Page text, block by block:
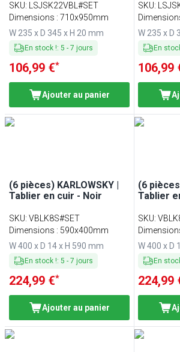
SKU:
LSJSK22VBL#SET
Dimensions : 710x950mm
W 235 x D 345 x H 20 mm
En stock !: 5 - 7 jours
106,99 €*
Ajouter au panier
SKU:
W 235 x D
En
106,99
(6 pièces) KARLOWSKY |
Tablier en cuir - Noir
SKU: VBLK8S#SET
Dimensions : 590x400mm
W 400 x D 14 x H 590 mm
En stock !: 5 - 7 jours
224,99 €*
Ajouter au panier
(6
Tablier
SKU:
W 400 x D
En
224,99